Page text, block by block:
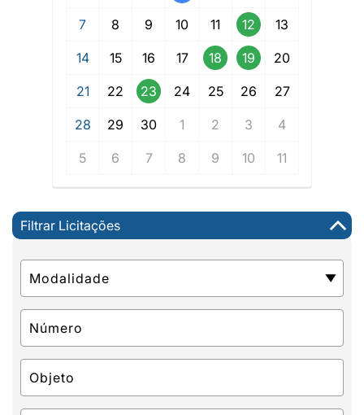
7 8 9 10 11 12 13
14 15 16 17 18 19 20
21 22 23 24 25 26 27
28 29 30 1 2 3 4
5 6 7 8 9 10 11
Filtrar Licitações